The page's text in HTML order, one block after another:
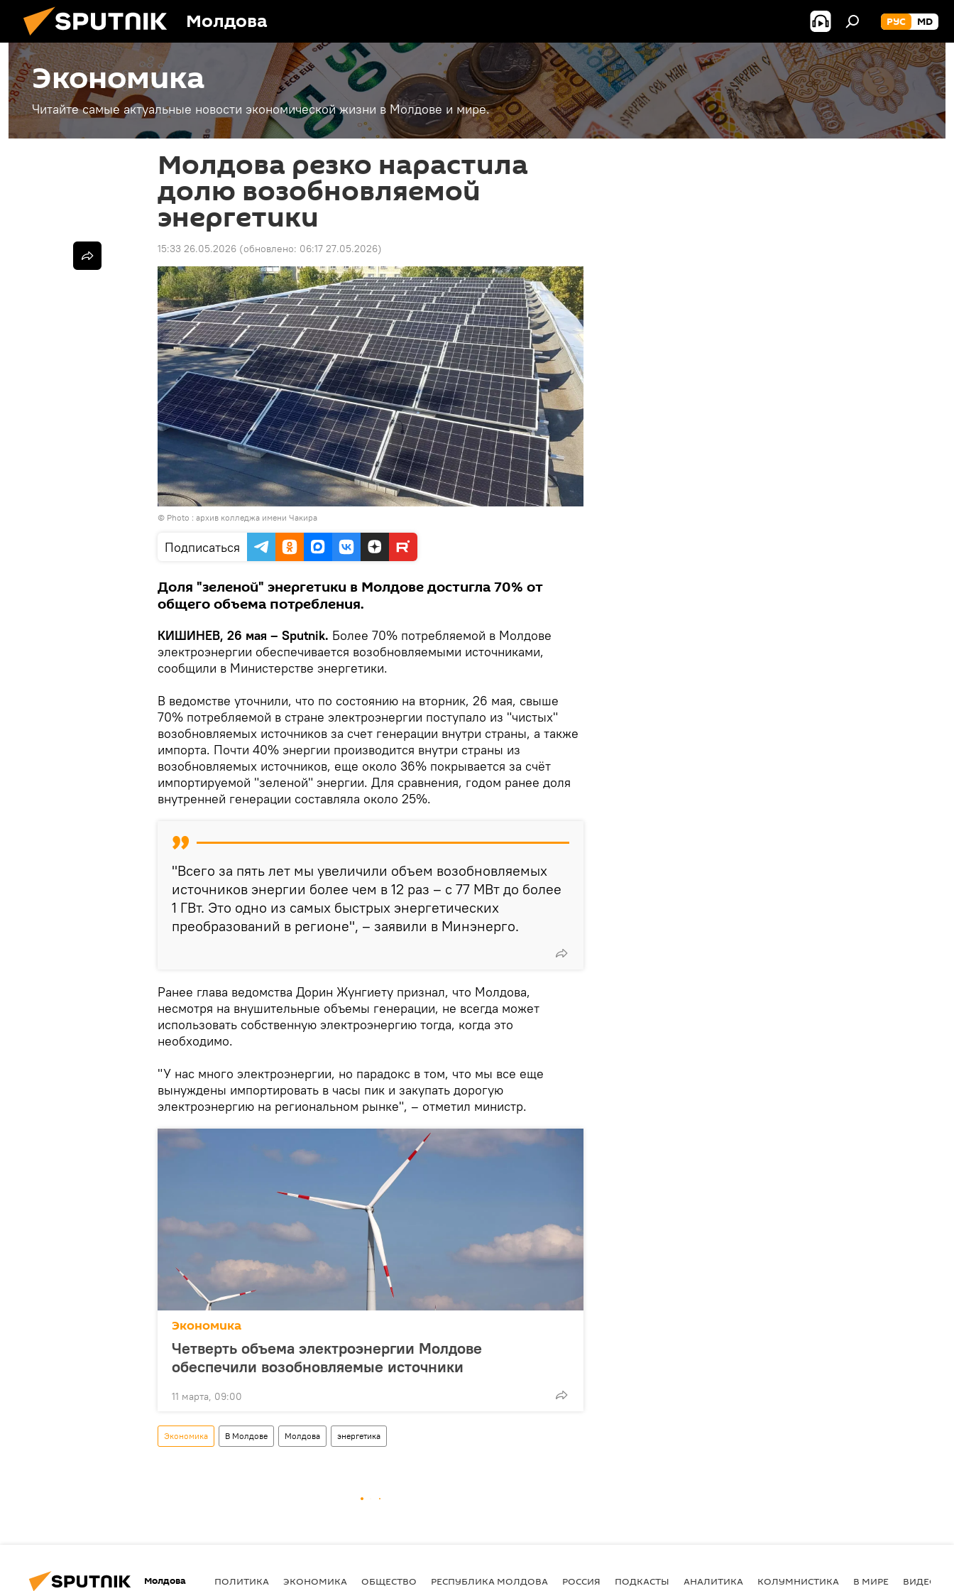
Молдова РУС MD
Экономика
Читайте самые актуальные новости экономической жизни в Молдове и мире.
Молдова резко нарастила
долю возобновляемой
энергетики
15:33 26.05.2026 (обновлено: 06:17 27.05.2026)
© Photo : архив колледжа имени Чакира
Подписаться
Доля "зеленой" энергетики в Молдове достигла 70% от
общего объема потребления.
КИШИНЕВ, 26 мая – Sputnik. Более 70% потребляемой в Молдове
электроэнергии обеспечивается возобновляемыми источниками,
сообщили в Министерстве энергетики.
В ведомстве уточнили, что по состоянию на вторник, 26 мая, свыше
70% потребляемой в стране электроэнергии поступало из "чистых"
возобновляемых источников за счет генерации внутри страны, а также
импорта. Почти 40% энергии производится внутри страны из
возобновляемых источников, еще около 36% покрывается за счёт
импортируемой "зеленой" энергии. Для сравнения, годом ранее доля
внутренней генерации составляла около 25%.
"Всего за пять лет мы увеличили объем возобновляемых
источников энергии более чем в 12 раз – с 77 МВт до более
1 ГВт. Это одно из самых быстрых энергетических
преобразований в регионе", – заявили в Минэнерго.
Ранее глава ведомства Дорин Жунгиету признал, что Молдова,
несмотря на внушительные объемы генерации, не всегда может
использовать собственную электроэнергию тогда, когда это
необходимо.
"У нас много электроэнергии, но парадокс в том, что мы все еще
вынуждены импортировать в часы пик и закупать дорогую
электроэнергию на региональном рынке", – отметил министр.
Экономика
Четверть объема электроэнергии Молдове
обеспечили возобновляемые источники
11 марта, 09:00
Экономика В Молдове Молдова энергетика
Молдова ПОЛИТИКА ЭКОНОМИКА ОБЩЕСТВО РЕСПУБЛИКА МОЛДОВА РОССИЯ ПОДКАСТЫ АНАЛИТИКА КОЛУМНИСТИКА В МИРЕ ВИДЕО